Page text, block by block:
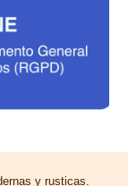
y rusticas.